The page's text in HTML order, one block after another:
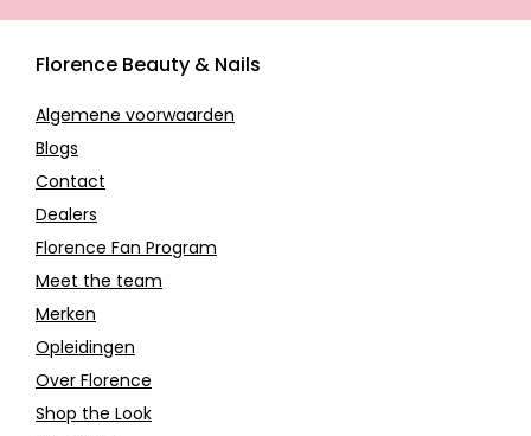
Florence Beauty & Nails
Algemene voorwaarden
Blogs
Contact
Dealers
Florence Fan Program
Meet the team
Merken
Opleidingen
Over Florence
Shop the Look